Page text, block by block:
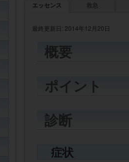
エッセンス 救急
最終更新日: 2014年12月20日
概要
ポイント
診断
症状